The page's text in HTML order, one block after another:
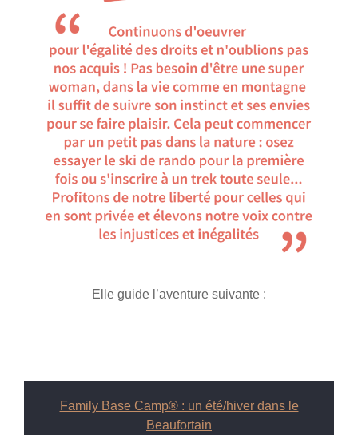
Elle guide l’aventure suivante :
Family Base Camp® : un été/hiver dans le
Beaufortain